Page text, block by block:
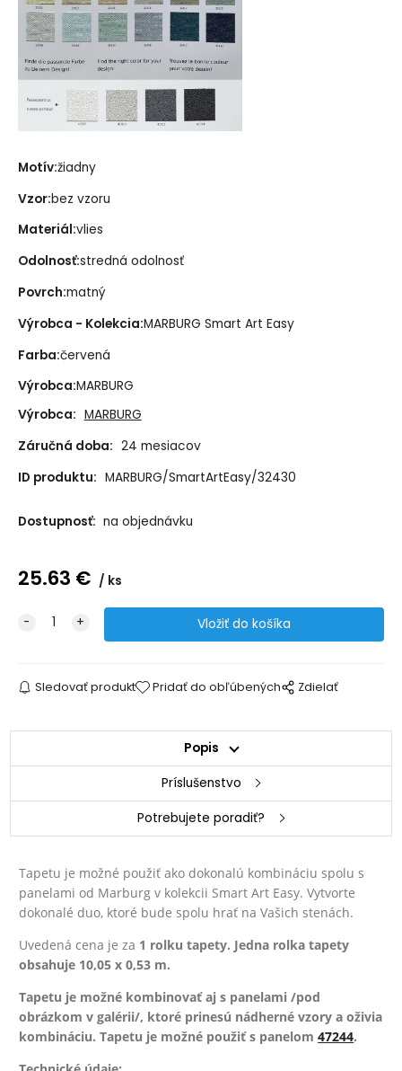
Motív:žiadny
Vzor:bez vzoru
Materiál:vlies
Odolnosť:stredná odolnosť
Povrch:matný
Výrobca - Kolekcia:MARBURG Smart Art Easy
Farba:červená
Výrobca:MARBURG
Výrobca: MARBURG
Záručná doba: 24 mesiacov
ID produktu: MARBURG/SmartArtEasy/32430
Dostupnosť: na objednávku
25.63 € ks
Sledovať produkt Pridať do obľúbených Zdielať
Popis
Príslušenstvo
Potrebujete poradiť?
Tapetu je možné použiť ako dokonalú kombináciu spolu s
panelami od Marburg v kolekcii Smart Art Easy. Vytvorte
dokonalé duo, ktoré bude spolu hrať na Vašich stenách.
Uvedená cena je za 1 rolku tapety. Jedna rolka tapety
obsahuje 10,05 x 0,53 m.
Tapetu je možné kombinovať aj s panelami/pod
obrázkom v galérii/, ktoré prinesú nádherné vzory a oživia
kombináciu. Tapetu je možné použiť s panelom47244.